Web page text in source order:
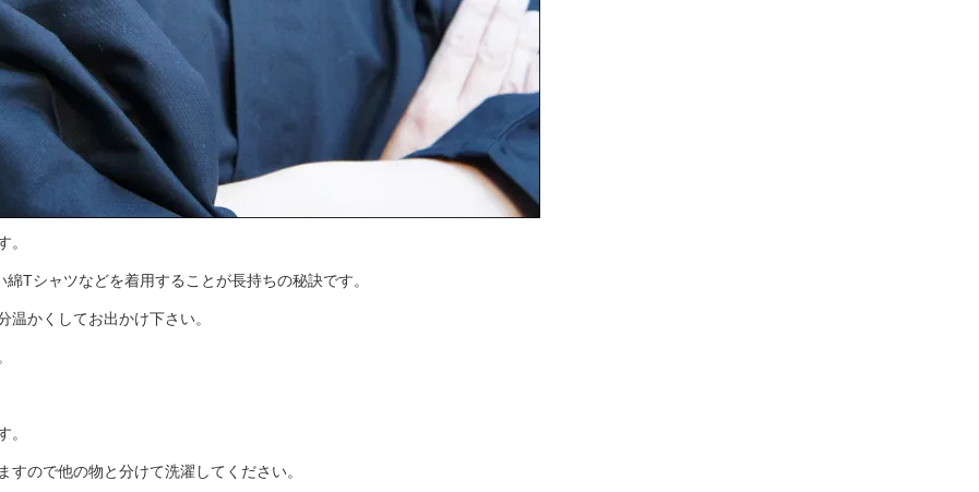
。
Tシャツなどを着用することが長持ちの秘訣です。
かくしてお出かけ下さい。
。
すので他の物と分けて洗濯してください。